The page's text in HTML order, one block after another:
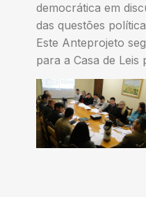
democrática em
das questões
Este Anteprojeto
para a Casa de